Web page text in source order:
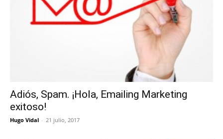
Adiós, Spam. ¡Hola, Emailing Marketing
exitoso!
Hugo Vidal - 21 julio, 2017